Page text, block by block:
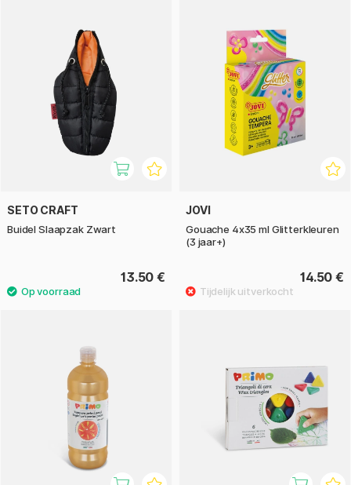
SETO CRAFT
Buidel Slaapzak Zwart
13.50 €
JOVI
Gouache 4x35 ml Glitterkleuren
(3 jaar+)
14.50 €